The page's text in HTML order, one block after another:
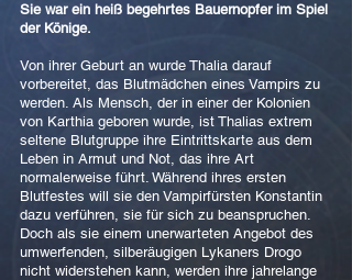
Sie war ein heiß begehrtes Bauernopfer im Spiel
der Könige.
Von ihrer Geburt an wurde Thalia darauf
vorbereitet, das Blutmädchen eines Vampirs zu
werden. Als Mensch, der in einer der Kolonien
von Karthia geboren wurde, ist Thalias extrem
seltene Blutgruppe ihre Eintrittskarte aus dem
Leben in Armut und Not, das ihre Art
normalerweise führt. Während ihres ersten
Blutfestes will sie den Vampirfürsten Konstantin
dazu verführen, sie für sich zu beanspruchen.
Doch als sie einem unerwarteten Angebot des
umwerfenden, silberäugigen Lykaners Drogo
nicht widerstehen kann, werden ihre jahrelange